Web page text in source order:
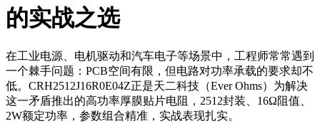
的实战之选
在工业电源、电机驱动和汽车电子等场景中，工程师常常遇到
一个棘手问题：PCB空间有限，但电路对功率承载的要求却不
低。CRH2512J16R0E04Z正是天二科技（Ever Ohms）为解决
这一矛盾推出的高功率厚膜贴片电阻，2512封装、16Ω阻值、
2W额定功率，参数组合精准，实战表现扎实。